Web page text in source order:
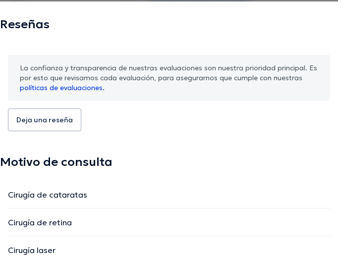
Reseñas
La confianza y transparencia de nuestras evaluaciones son nuestra prioridad principal. Es
por esto que revisamos cada evaluación, para asegurarnos que cumple con nuestras
políticas de evaluaciones.
Deja una reseña
Motivo de consulta
Cirugía de cataratas
Cirugía de retina
Cirugía laser